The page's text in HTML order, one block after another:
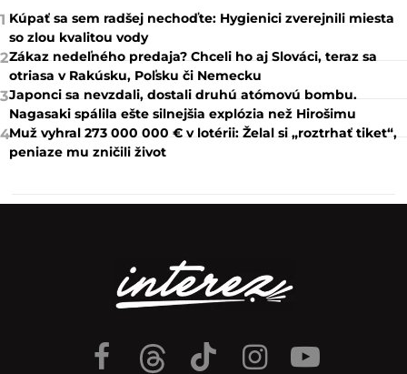
1 Kúpať sa sem radšej nechoďte: Hygienici zverejnili miesta
so zlou kvalitou vody
2Zákaz nedeľného predaja? Chceli ho aj Slováci, teraz sa
otriasa v Rakúsku, Poľsku či Nemecku
3Japonci sa nevzdali, dostali druhú atómovú bombu.
Nagasaki spálila ešte silnejšia explózia než Hirošimu
4Muž vyhral 273 000 000 € v lotérii: Želal si „roztrhať tiket“,
peniaze mu zničili život